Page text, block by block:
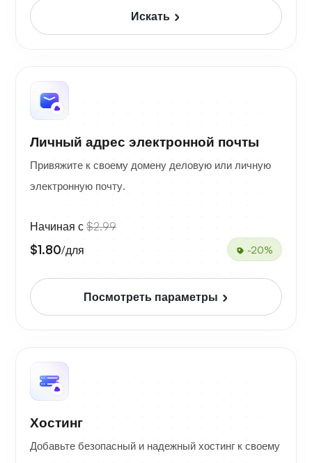
Искать
Личный адрес электронной почты
Привяжите к своему домену деловую или личную
электронную почту.
Начиная с $2.99
$1.80/для -20%
Посмотреть параметры
Хостинг
Добавьте безопасный и надежный хостинг к своему